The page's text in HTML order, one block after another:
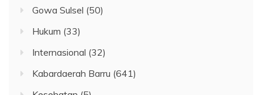
Gowa Sulsel (50)
Hukum (33)
Internasional (32)
Kabardaerah Barru (641)